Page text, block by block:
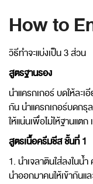
How to
วิธีทำจะแบ่งเป็น 3 ส่วน
สูตรฐานรอง
นำแครกเกอร์ บดให้ละเ
กัน นำแครกเกอร์บดกรุ
ให้แน่นเพื่อไม่ให้ฐานแตก
สูตรเนื้อครีมชีส ชั้นที่ 1
1. นำเจลาตินใส่ลงในน้ำ
นำออกมาคนให้เข้ากันแ